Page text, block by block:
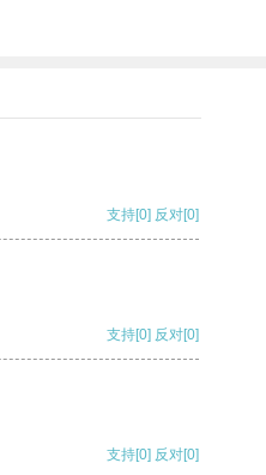
支持[0] 反对[0]
支持[0] 反对[0]
支持[0] 反对[0]